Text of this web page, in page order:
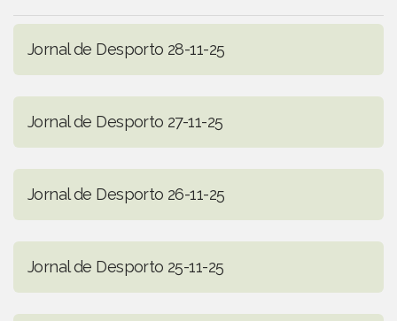
Jornal de Desporto 28-11-25
Jornal de Desporto 27-11-25
Jornal de Desporto 26-11-25
Jornal de Desporto 25-11-25